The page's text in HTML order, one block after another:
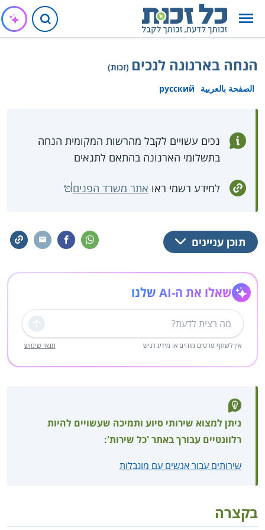
הנחה בארנונה לנכים (זכות)
الصفحة بالعربية
русский
נכים עשויים לקבל מהרשות המקומית הנחה
בתשלומי הארנונה בהתאם לתנאים
למידע רשמי ראו אתר משרד הפנים
תוכן עניינים
שאלו את ה-AI שלנו
שליחה
אין לשתף פרטים מזהים או מידע רגיש תנאי שימוש
ניתן למצוא שירותי סיוע ותמיכה שעשויים להיות
רלוונטיים עבורך באתר 'כל שירות':
שירותים עבור אנשים עם מוגבלות
בקצרה